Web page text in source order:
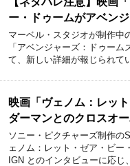
ー・ドゥームがアベン
マーベル・スタジオが制作中
「アベンジャーズ：ドゥー
て、新しい詳細が報じられて
映画「ヴェノム：レッ
ダーマンとのクロスオ
ソニー・ピクチャーズ制作の
ェノム：レット・ゼア・ビー
IGN とのインタビューに応じ